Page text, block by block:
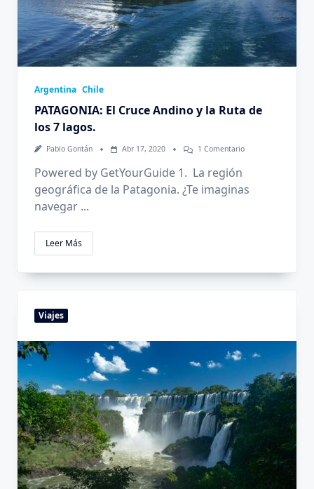
Argentina Chile
PATAGONIA: El Cruce Andino y la Ruta de
los 7 lagos.
Pablo Gontán Abr 17, 2020 1 ComentarioEn
Andino
Powered by GetYourGuide 1. La región
geográfica de la Patagonia. ¿Te imaginas
navegar ...
Leer Más
Viajes